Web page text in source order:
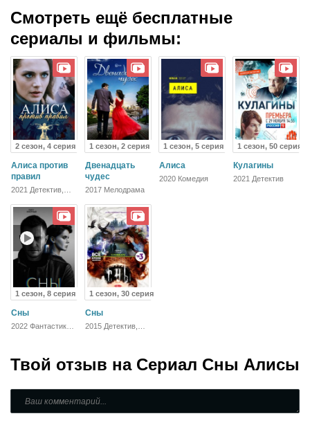
Смотреть ещё бесплатные
сериалы и фильмы:
2 сезон, 4 серия
Алиса против
правил
2021 Детектив,
1 сезон, 2 серия
Двенадцать
чудес
2017 Мелодрама
1 сезон, 5 серия
Алиса
2020 Комедия
1 сезон, 50 серия
Кулагины
2021 Детектив
1 сезон, 8 серия
Сны
2022 Фантастика,
1 сезон, 30 серия
Сны
2015 Детектив,
Твой отзыв на Сериал Сны Алисы